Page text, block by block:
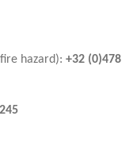
hazard): +32 (0)478